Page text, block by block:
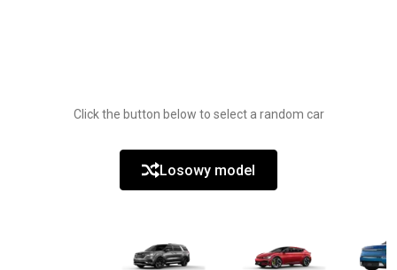
Click the button below to select a random car
Losowy model